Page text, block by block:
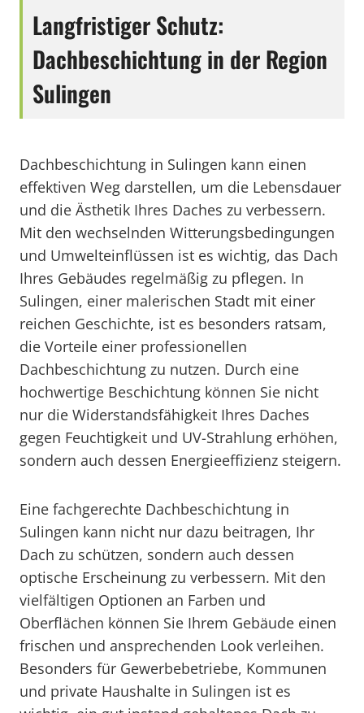
Langfristiger Schutz:
Dachbeschichtung in der Region
Sulingen
Dachbeschichtung in Sulingen kann einen
effektiven Weg darstellen, um die Lebensdauer
und die Ästhetik Ihres Daches zu verbessern.
Mit den wechselnden Witterungsbedingungen
und Umwelteinflüssen ist es wichtig, das Dach
Ihres Gebäudes regelmäßig zu pflegen. In
Sulingen, einer malerischen Stadt mit einer
reichen Geschichte, ist es besonders ratsam,
die Vorteile einer professionellen
Dachbeschichtung zu nutzen. Durch eine
hochwertige Beschichtung können Sie nicht
nur die Widerstandsfähigkeit Ihres Daches
gegen Feuchtigkeit und UV-Strahlung erhöhen,
sondern auch dessen Energieeffizienz steigern.
Eine fachgerechte Dachbeschichtung in
Sulingen kann nicht nur dazu beitragen, Ihr
Dach zu schützen, sondern auch dessen
optische Erscheinung zu verbessern. Mit den
vielfältigen Optionen an Farben und
Oberflächen können Sie Ihrem Gebäude einen
frischen und ansprechenden Look verleihen.
Besonders für Gewerbebetriebe, Kommunen
und private Haushalte in Sulingen ist es